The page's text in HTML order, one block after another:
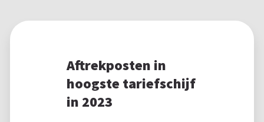
Aftrekposten in
hoogste tariefschijf
in 2023